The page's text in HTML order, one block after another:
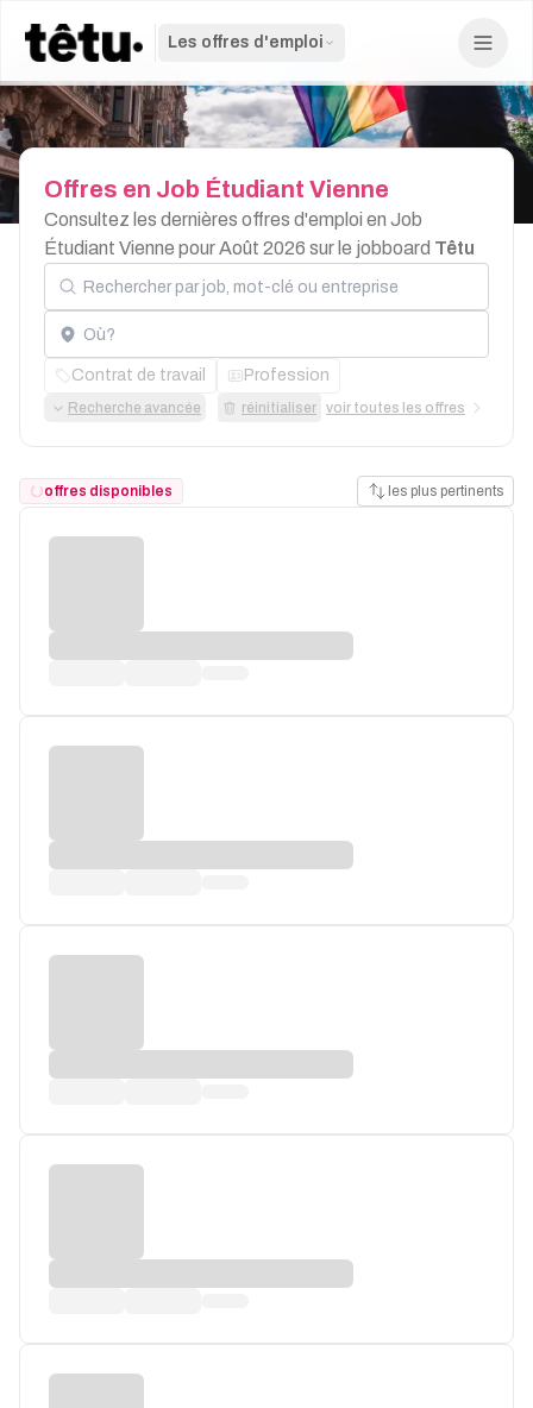
Les offres d'emploi
Offres en Job Étudiant Vienne
Consultez les dernières offres d'emploi en Job
Étudiant Vienne pour Août 2026 sur le jobboard Têtu
Rechercher par job, mot-clé ou entreprise
Localisation
Contrat de travail Profession
Recherche avancée réinitialiser voir toutes les offres
offres disponibles les plus pertinents